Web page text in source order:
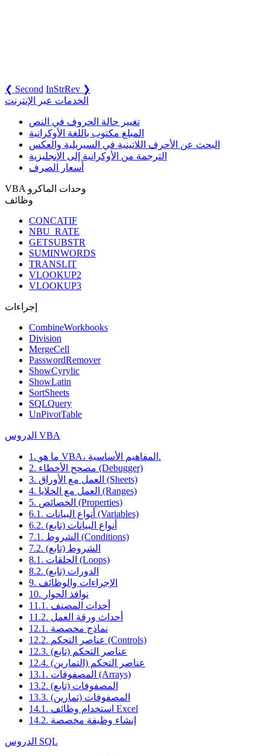
❮ Second InStrRev ❯
الخدمات عبر الإنترنت
تغيير حالة الحروف في النص
المبلغ مكتوب باللغة الأوكرانية
البحث عن الأحرف اللاتينية في السيريلية والعكس
الترجمة من الأوكرانية إلى الإنجليزية
أسعار الصرف
VBA وحدات الماكرو
وظائف
CONCATIF
NBU_RATE
GETSUBSTR
SUMINWORDS
TRANSLIT
VLOOKUP2
VLOOKUP3
إجراءات
CombineWorkbooks
Division
MergeCell
PasswordRemover
ShowCyrylic
ShowLatin
SortSheets
SQLQuery
UnPivotTable
الدروس VBA
1. ما هو VBA، المفاهيم الأساسية.
2. مصحح الأخطاء (Debugger)
3. العمل مع الأوراق (Sheets)
4. العمل مع الخلايا (Ranges)
5. الخصائص (Properties)
6.1. أنواع البيانات (Variables)
6.2. أنواع البيانات (تابع)
7.1. الشروط (Conditions)
7.2. الشروط (تابع)
8.1. الحلقات (Loops)
8.2. الدورات (تابع)
9. الإجراءات والوظائف
10. نوافذ الحوار
11.1. أحداث المصنف
11.2. أحداث ورقة العمل
12.1. نماذج مخصصة
12.2. عناصر التحكم (Controls)
12.3. عناصر التحكم (تابع)
12.4. عناصر التحكم (التمارين)
13.1. المصفوفات (Arrays)
13.2. المصفوفات (تابع)
13.3. المصفوفات (تمارين)
14.1. استخدام وظائف Excel
14.2. إنشاء وظيفة مخصصة
الدروس SQL